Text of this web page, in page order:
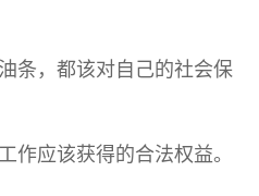
条，都该对自己的社会保
作应该获得的合法权益。